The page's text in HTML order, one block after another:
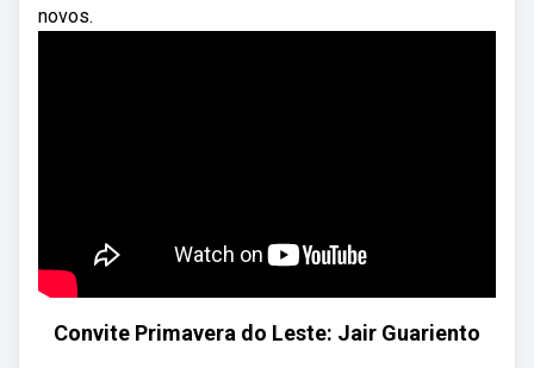
novos.
Convite Primavera do Leste: Jair Guariento